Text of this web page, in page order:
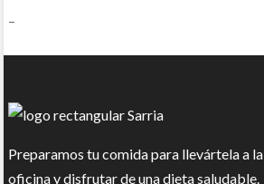
–
Preparamos tu comida para llevártela a la
oficina y disfrutar de una dieta saludable.